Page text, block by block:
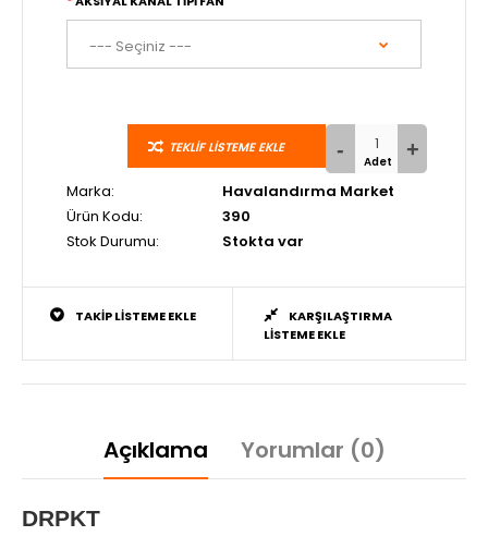
TEKLIF LISTEME EKLE
Marka:
Havalandırma Market
Ürün Kodu:
390
Stok Durumu:
Stokta var
TAKIP LISTEME EKLE
KARŞILAŞTIRMA
LISTEME EKLE
Açıklama Yorumlar (0)
DRPKT